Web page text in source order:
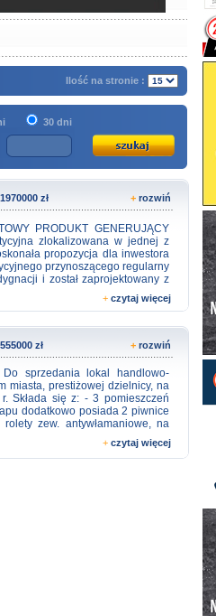
Ilość na stronie :
30 dni
1970000 zł + rozwiń
PRODUKT GENERUJĄCY
zlokalizowana w jednej z
propozycja dla inwestora
przynoszącego regularny
i został zaprojektowany z
Nieruchomość posiada
z dwóch stron budynku, co
powierzchnia działki to 187
jest wynajmowana od wielu lat
sprzedawana jako gotowy
lokalizacja gwarantująca stałe
drodze przebiegającej wzdłuż
mieszkańców w bezpośrednim
klatka schodowa z
kondygnacji, zamontowana
renomowanego pieca
postojowe, dodatkowo liczne
oraz na pobliskich parkingach.
+ czytaj więcej
555000 zł + rozwiń
Do sprzedania lokal handlowo-
miasta, prestiżowej dzielnicy, na
Składa się z: - 3 pomieszczeń
dodatkowo posiada 2 piwnice
zew. antywłamaniowe, na
sezonie letnim plus w zimie ok.
Istnieje możliwość wywieszenia
samochodu bezpośrednio pod
+ czytaj więcej